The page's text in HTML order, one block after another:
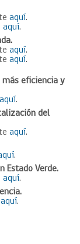
aquí.
aquí.
aquí.
aquí.
eficiencia y
aquí.
del
aquí.
.
Estado Verde.
aquí.
aquí.